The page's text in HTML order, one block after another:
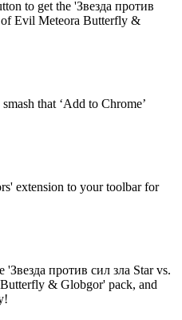
to get the 'Звезда против
of Evil Meteora Butterfly &
that ‘Add to Chrome’
extension to your toolbar for
'Звезда против сил зла Star vs.
& Globgor' pack, and